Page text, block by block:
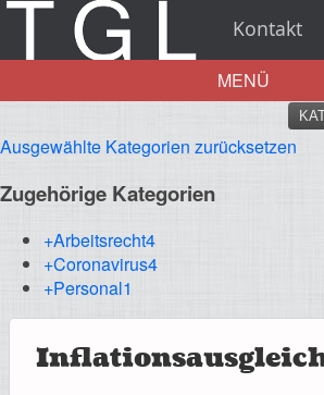
Kontakt
Aktuelles
Leistungen
MENÜ
Ausgewählte Kategorien zurücksetzen
Zugehörige Kategorien
+Arbeitsrecht4
+Coronavirus4
+Personal1